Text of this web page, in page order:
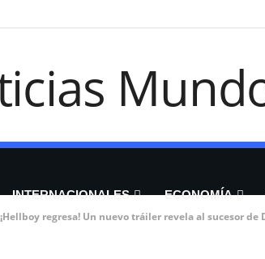
INTERNACIONALES ECONOMÍA
¡Hellboy regresa! Un nuevo tráiler revela al sucesor